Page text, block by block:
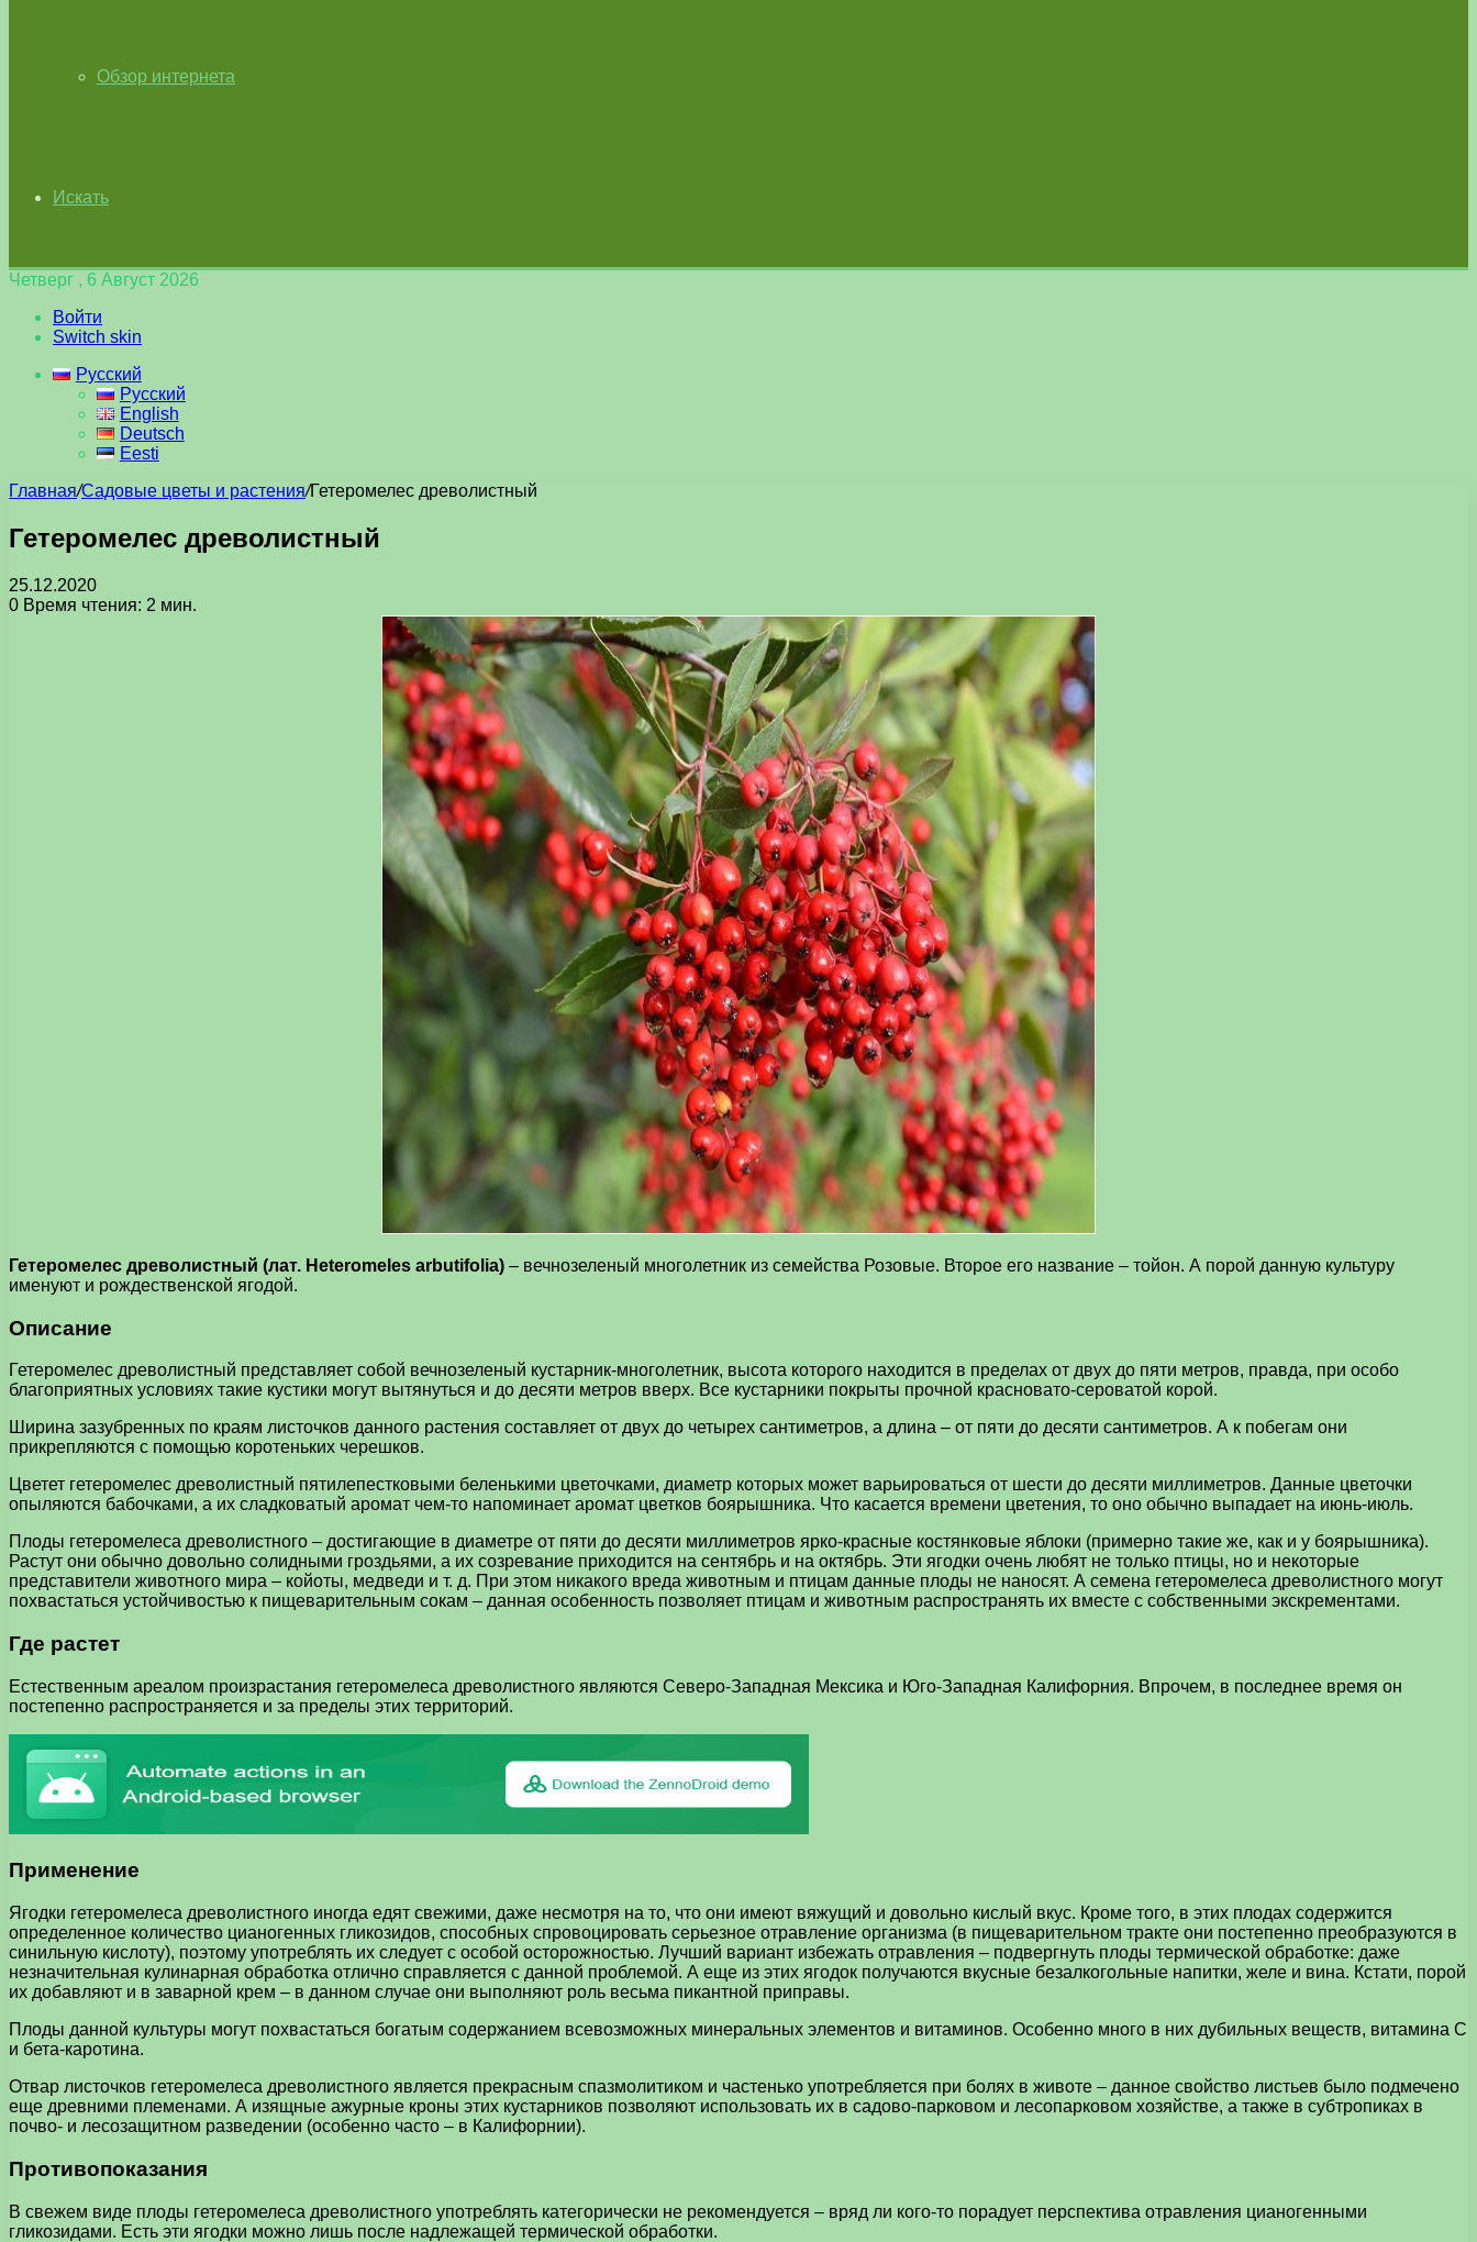
Обзор интернета
Искать
Четверг , 6 Август 2026
Войти
Switch skin
Русский
Русский
English
Deutsch
Eesti
Главная/Садовые цветы и растения/Гетеромелес древолистный
Гетеромелес древолистный
25.12.2020
0 Время чтения: 2 мин.
Гетеромелес древолистный (лат. Heteromeles arbutifolia) – вечнозеленый многолетник из семейства Розовые. Второе его название – тойон. А порой данную культуру
именуют и рождественской ягодой.
Описание
Гетеромелес древолистный представляет собой вечнозеленый кустарник-многолетник, высота которого находится в пределах от двух до пяти метров, правда, при особо
благоприятных условиях такие кустики могут вытянуться и до десяти метров вверх. Все кустарники покрыты прочной красновато-сероватой корой.
Ширина зазубренных по краям листочков данного растения составляет от двух до четырех сантиметров, а длина – от пяти до десяти сантиметров. А к побегам они
прикрепляются с помощью коротеньких черешков.
Цветет гетеромелес древолистный пятилепестковыми беленькими цветочками, диаметр которых может варьироваться от шести до десяти миллиметров. Данные цветочки
опыляются бабочками, а их сладковатый аромат чем-то напоминает аромат цветков боярышника. Что касается времени цветения, то оно обычно выпадает на июнь-июль.
Плоды гетеромелеса древолистного – достигающие в диаметре от пяти до десяти миллиметров ярко-красные костянковые яблоки (примерно такие же, как и у боярышника).
Растут они обычно довольно солидными гроздьями, а их созревание приходится на сентябрь и на октябрь. Эти ягодки очень любят не только птицы, но и некоторые
представители животного мира – койоты, медведи и т. д. При этом никакого вреда животным и птицам данные плоды не наносят. А семена гетеромелеса древолистного могут
похвастаться устойчивостью к пищеварительным сокам – данная особенность позволяет птицам и животным распространять их вместе с собственными экскрементами.
Где растет
Естественным ареалом произрастания гетеромелеса древолистного являются Северо-Западная Мексика и Юго-Западная Калифорния. Впрочем, в последнее время он
постепенно распространяется и за пределы этих территорий.
Применение
Ягодки гетеромелеса древолистного иногда едят свежими, даже несмотря на то, что они имеют вяжущий и довольно кислый вкус. Кроме того, в этих плодах содержится
определенное количество цианогенных гликозидов, способных спровоцировать серьезное отравление организма (в пищеварительном тракте они постепенно преобразуются в
синильную кислоту), поэтому употреблять их следует с особой осторожностью. Лучший вариант избежать отравления – подвергнуть плоды термической обработке: даже
незначительная кулинарная обработка отлично справляется с данной проблемой. А еще из этих ягодок получаются вкусные безалкогольные напитки, желе и вина. Кстати, порой
их добавляют и в заварной крем – в данном случае они выполняют роль весьма пикантной приправы.
Плоды данной культуры могут похвастаться богатым содержанием всевозможных минеральных элементов и витаминов. Особенно много в них дубильных веществ, витамина C
и бета-каротина.
Отвар листочков гетеромелеса древолистного является прекрасным спазмолитиком и частенько употребляется при болях в животе – данное свойство листьев было подмечено
еще древними племенами. А изящные ажурные кроны этих кустарников позволяют использовать их в садово-парковом и лесопарковом хозяйстве, а также в субтропиках в
почво- и лесозащитном разведении (особенно часто – в Калифорнии).
Противопоказания
В свежем виде плоды гетеромелеса древолистного употреблять категорически не рекомендуется – вряд ли кого-то порадует перспектива отравления цианогенными
гликозидами. Есть эти ягодки можно лишь после надлежащей термической обработки.